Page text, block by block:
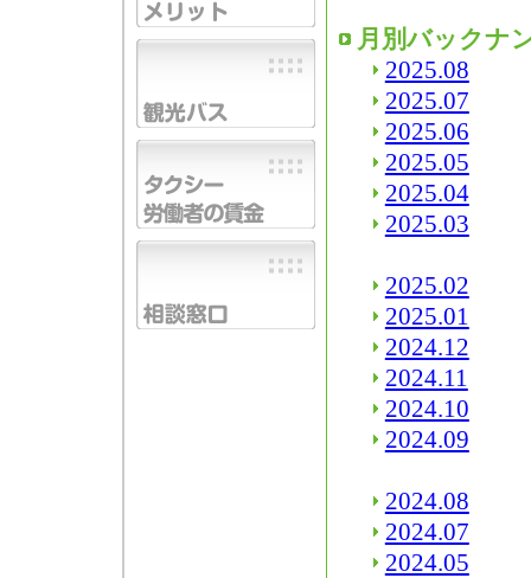
月別バックナ
2025.08
2025.07
2025.06
2025.05
2025.04
2025.03
2025.02
2025.01
2024.12
2024.11
2024.10
2024.09
2024.08
2024.07
2024.05